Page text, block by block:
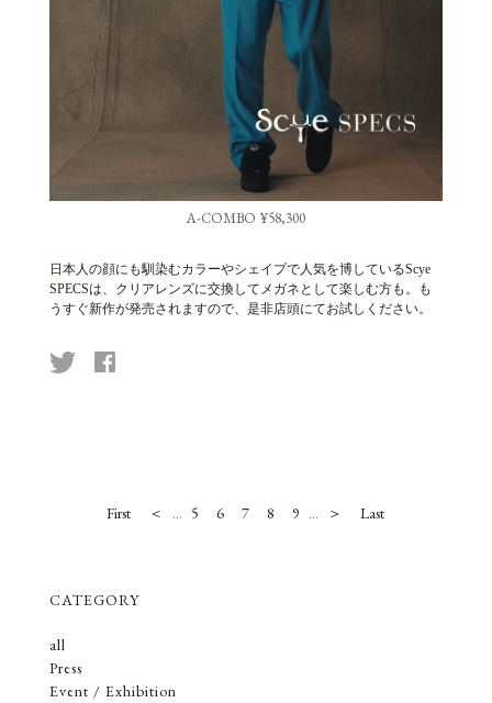
CATEGORY
all
Press
Event / Exhibition
A-COMBO ¥58,300
日本人の顔にも馴染むカラーやシェイプで人気を博しているScye
SPECSは、クリアレンズに交換してメガネとして楽しむ方も。も
うすぐ新作が発売されますので、是非店頭にてお試しください。
First ＜ ... 5 6 7 8 9 ... ＞ Last